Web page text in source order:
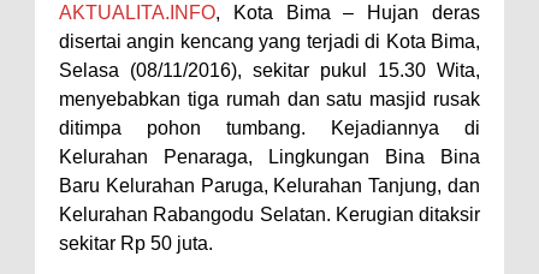
Nobar Piala Dunia Argentina vs
Inggris, Polres Bima Pererat
Silaturahmi dengan Masyarakat
Antusiasnya Warga dan Polisi
Nobar Bareng Laga Prancis vs
Spanyol di Mapolres Bima
AKTUALITA.INFO, Kota Bima – Hujan deras
disertai angin kencang yang terjadi di Kota Bima,
Selasa (08/11/2016), sekitar pukul 15.30 Wita,
menyebabkan tiga rumah dan satu masjid rusak
ditimpa pohon tumbang. Kejadiannya di
Kelurahan Penaraga, Lingkungan Bina Bina
Baru Kelurahan Paruga, Kelurahan Tanjung, dan
Kelurahan Rabangodu Selatan. Kerugian ditaksir
sekitar Rp 50 juta.